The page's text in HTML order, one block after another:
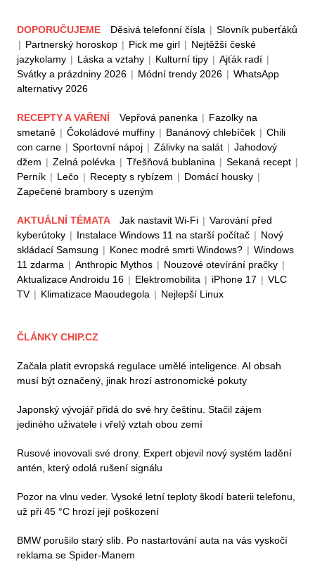
DOPORUČUJEME Děsivá telefonní čísla | Slovník puberťáků
| Partnerský horoskop | Pick me girl | Nejtěžší české
jazykolamy | Láska a vztahy | Kulturní tipy | Ajťák radí |
Svátky a prázdniny 2026 | Módní trendy 2026 | WhatsApp
alternativy 2026
RECEPTY A VAŘENÍ Vepřová panenka | Fazolky na
smetaně | Čokoládové muffiny | Banánový chlebíček | Chili
con carne | Sportovní nápoj | Zálivky na salát | Jahodový
džem | Zelná polévka | Třešňová bublanina | Sekaná recept |
Perník | Lečo | Recepty s rybízem | Domácí housky |
Zapečené brambory s uzeným
AKTUÁLNÍ TÉMATA Jak nastavit Wi-Fi | Varování před
kyberútoky | Instalace Windows 11 na starší počítač | Nový
skládací Samsung | Konec modré smrti Windows? | Windows
11 zdarma | Anthropic Mythos | Nouzové otevírání pračky |
Aktualizace Androidu 16 | Elektromobilita | iPhone 17 | VLC
TV | Klimatizace Maoudegola | Nejlepší Linux
ČLÁNKY CHIP.CZ
Začala platit evropská regulace umělé inteligence. AI obsah
musí být označený, jinak hrozí astronomické pokuty
Japonský vývojář přidá do své hry češtinu. Stačil zájem
jediného uživatele i vřelý vztah obou zemí
Rusové inovovali své drony. Expert objevil nový systém ladění
antén, který odolá rušení signálu
Pozor na vlnu veder. Vysoké letní teploty škodí baterii telefonu,
už při 45 °C hrozí její poškození
BMW porušilo starý slib. Po nastartování auta na vás vyskočí
reklama se Spider-Manem